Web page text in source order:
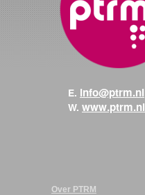
E. info@ptrm.nl
W. www.ptrm.nl
Over PTRM